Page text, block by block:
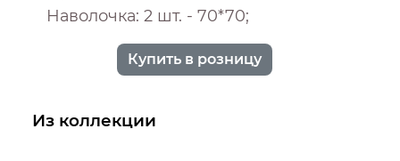
Наволочка: 2 шт. - 70*70;
Купить в розницу
Из коллекции